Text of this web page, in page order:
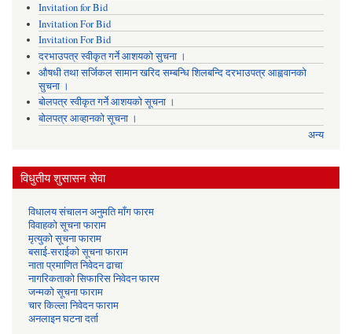
Invitation for Bid
Invitation For Bid
Invitation For Bid
दरभाउपत्र स्वीकृत गर्ने आशयको सुचना ।
औषधी तथा सर्जिकल सामान खरिद सम्बन्धि शिलबन्दि दरभाउपत्र आह्ववानको
सुचना ।
बोलपत्र स्वीकृत गर्ने आशयको सूचना ।
बोलपत्र आव्हानको सूचना ।
अन्य
विधुतीय शुसासन सेवा
विधालय संचालन अनुमति माँग फारम
विवाहको सूचना फाराम
मृत्युको सूचना फाराम
बसाई-सराईको सूचना फाराम
नाता प्रमाणित निवेदन ढाचा
नागरिकताको सिफारिस निवेदन फारम
जन्मको सूचना फाराम
चार किल्ला निवेदन फाराम
अनलाइन घटना दर्ता